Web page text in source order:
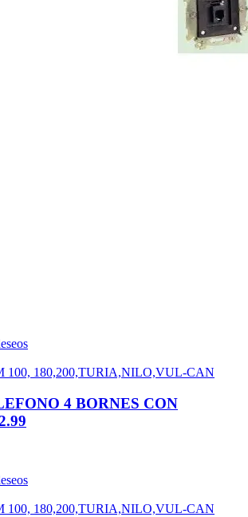
100, 180,200,TURIA,NILO,VUL-CAN
4 BORNES CON
100, 180,200,TURIA,NILO,VUL-CAN